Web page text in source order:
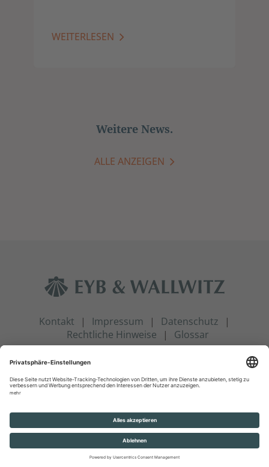
WEITERLESEN
Weitere News.
ALLE ANZEIGEN
Kontakt Impressum
Datenschutz
Rechtliche Hinweise
Glossar